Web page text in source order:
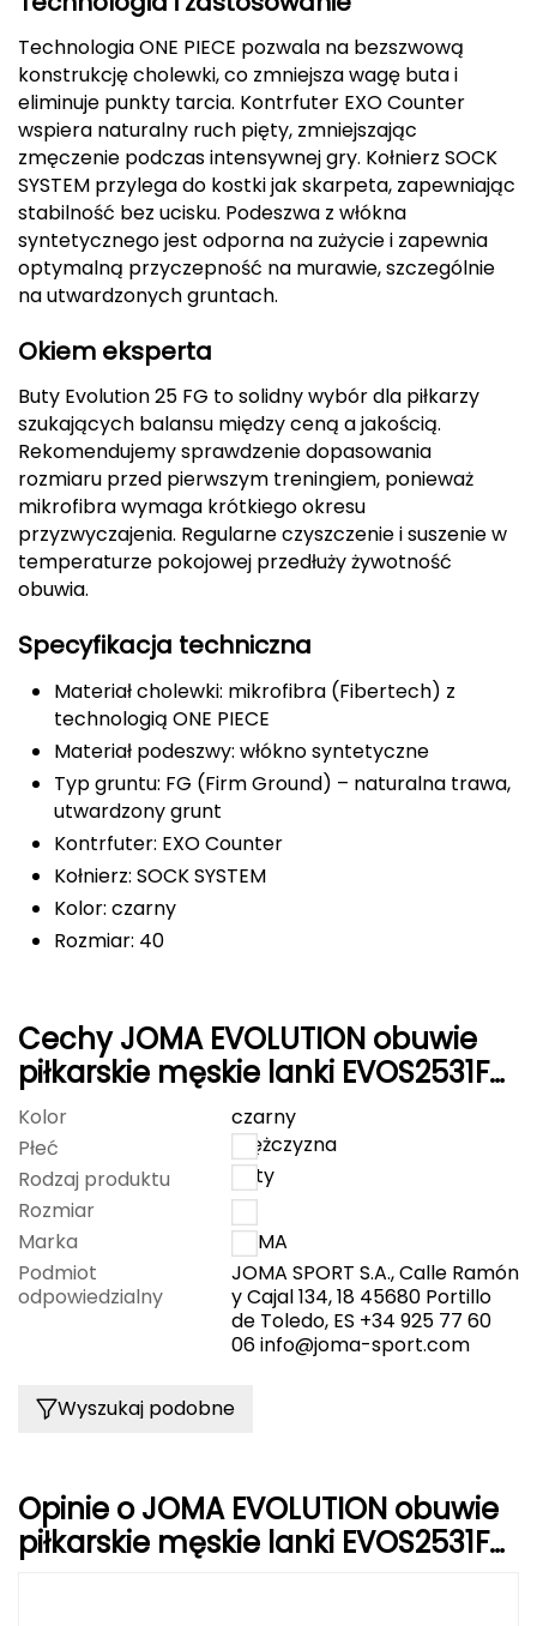
Deuter
Dolomite
E
EISBAR
ENERO
ENERO CAMP
ENERO PRO
Elmer by Swany
Extremities
F
FASHY
Fjord Nansen
GIVOVA
GSI Outdoors
Gear Aid
Giant Dragon
Giro
Grand Trunk
Granger's
Gregory
Grivel
HMS
HMS PREMIUM
Technologia ONE PIECE pozwala na bezszwową
konstrukcję cholewki, co zmniejsza wagę buta i
eliminuje punkty tarcia. Kontrfuter EXO Counter
wspiera naturalny ruch pięty, zmniejszając
zmęczenie podczas intensywnej gry. Kołnierz SOCK
SYSTEM przylega do kostki jak skarpeta, zapewniając
stabilność bez ucisku. Podeszwa z włókna
syntetycznego jest odporna na zużycie i zapewnia
optymalną przyczepność na murawie, szczególnie
na utwardzonych gruntach.
Okiem eksperta
Buty Evolution 25 FG to solidny wybór dla piłkarzy
szukających balansu między ceną a jakością.
Rekomendujemy sprawdzenie dopasowania
rozmiaru przed pierwszym treningiem, ponieważ
mikrofibra wymaga krótkiego okresu
przyzwyczajenia. Regularne czyszczenie i suszenie w
temperaturze pokojowej przedłuży żywotność
obuwia.
Specyfikacja techniczna
Materiał cholewki: mikrofibra (Fibertech) z
technologią ONE PIECE
Materiał podeszwy: włókno syntetyczne
Typ gruntu: FG (Firm Ground) – naturalna trawa,
utwardzony grunt
Kontrfuter: EXO Counter
Kołnierz: SOCK SYSTEM
Kolor: czarny
Rozmiar: 40
Cechy JOMA EVOLUTION obuwie
piłkarskie męskie lanki EVOS2531FG
czarne
Kolor
czarny
Płeć
mężczyzna
Rodzaj produktu
buty
Rozmiar
Marka
JOMA
Podmiot
odpowiedzialny
JOMA SPORT S.A., Calle Ramón
y Cajal 134, 18 45680 Portillo
de Toledo, ES +34 925 77 60
06info@joma-sport.com
Wyszukaj podobne
Opinie o JOMA EVOLUTION obuwie
piłkarskie męskie lanki EVOS2531FG